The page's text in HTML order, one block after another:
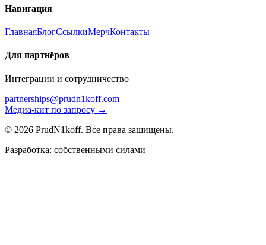
Навигация
ГлавнаяБлогСсылкиМерчКонтакты
Для партнёров
Интеграции и сотрудничество
partnerships@prudn1koff.com
Медиа-кит по запросу →
© 2026 PrudN1koff. Все права защищены.
Разработка: собственными силами